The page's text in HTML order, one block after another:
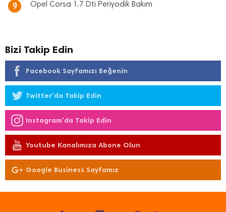
9 Opel Corsa 1.7 Dti Periyodik Bakım
Bizi Takip Edin
Facebook Sayfamızı Beğenin
Twitter'da Takip Edin
Instagram'da Takip Edin
Youtube Kanalımıza Abone Olun
Google Business Sayfamız